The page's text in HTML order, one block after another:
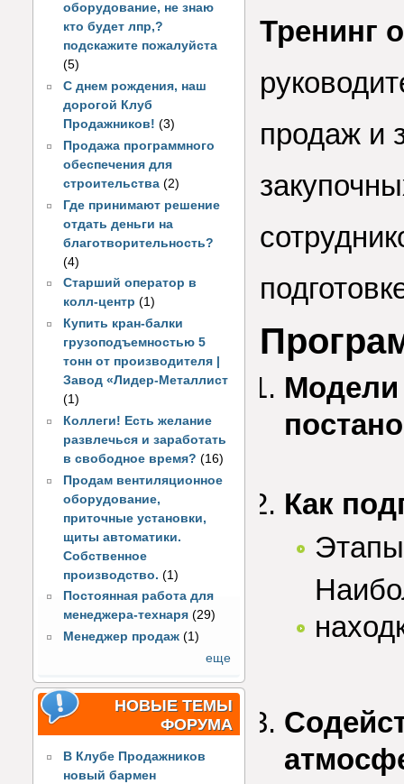
оборудование, не знаю
кто будет лпр,?
подскажите пожалуйста
(5)
С днем рождения, наш
дорогой Клуб
Продажников! (3)
Продажа программного
обеспечения для
строительства (2)
Где принимают решение
отдать деньги на
благотворительность?
(4)
Старший оператор в
колл-центр (1)
Купить кран-балки
грузоподъемностью 5
тонн от производителя |
Завод «Лидер-Металлист
(1)
Коллеги! Есть желание
развлечься и заработать
в свободное время? (16)
Продам вентиляционное
оборудование,
приточные установки,
щиты автоматики.
Собственное
производство. (1)
Постоянная работа для
менеджера-технаря (29)
Менеджер продаж (1)
еще
НОВЫЕ ТЕМЫ
ФОРУМА
В Клубе Продажников
новый бармен
Тренинг
продаж и
Модели
Как